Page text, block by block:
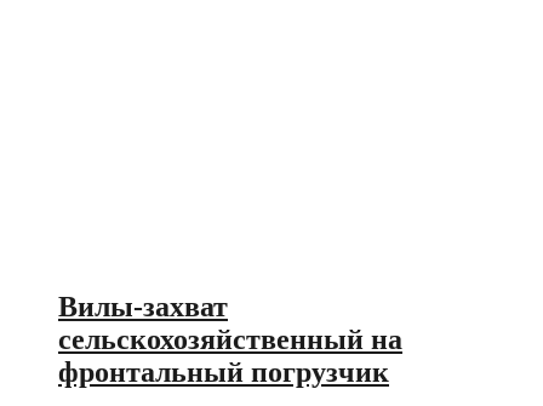
Вилы-захват
сельскохозяйственный на
фронтальный погрузчик